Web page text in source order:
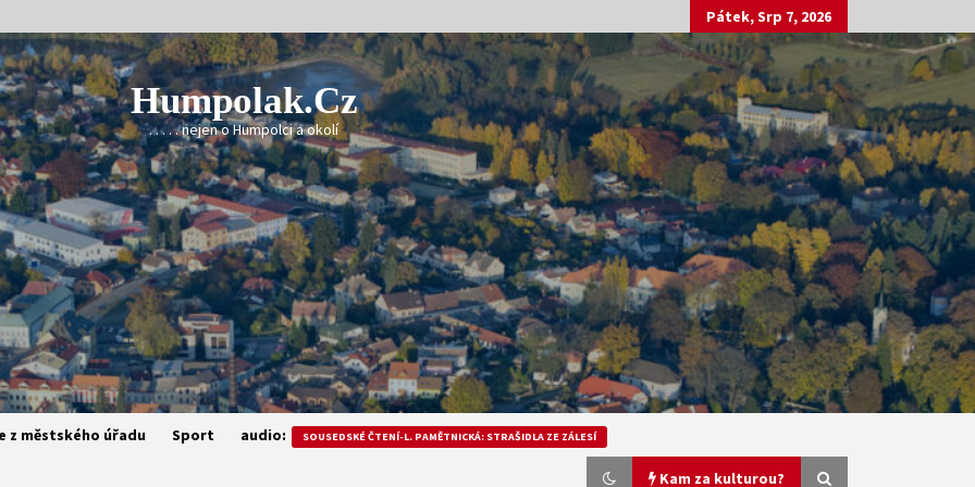
Pátek, Srp 7, 2026
Humpolak.cz
. . . . . nejen o Humpolci a okolí
z městského úřadu Sport audio: SOUSEDSKÉ ČTENÍ-L. PAMĚTNICKÁ: STRAŠIDLA ZE ZÁLESÍ
Kam za kulturou?